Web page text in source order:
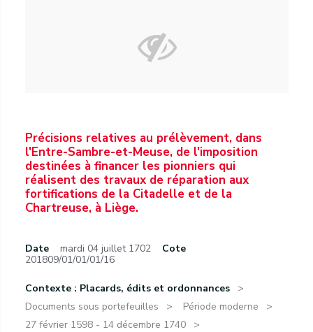
Précisions relatives au prélèvement, dans
l'Entre-Sambre-et-Meuse, de l'imposition
destinées à financer les pionniers qui
réalisent des travaux de réparation aux
fortifications de la Citadelle et de la
Chartreuse, à Liège.
Date mardi 04 juillet 1702
Cote
201809/01/01/01/16
Contexte : Placards, édits et ordonnances
Documents sous portefeuilles
Période moderne
27 février 1598 - 14 décembre 1740